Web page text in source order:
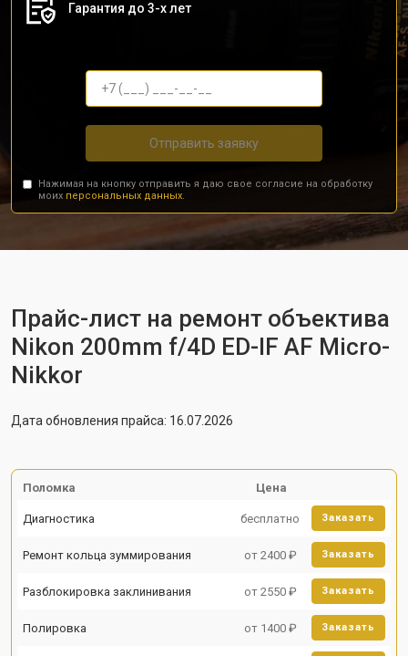
Гарантия до 3-х лет
Отправить заявку
Нажимая на кнопку отправить я даю свое согласие на обработку
моих персональных данных.
Прайс-лист на ремонт объектива
Nikon 200mm f/4D ED-IF AF Micro-
Nikkor
Дата обновления прайса: 16.07.2026
Поломка Цена
Диагностика бесплатно Заказать
Ремонт кольца зуммирования от 2400 ₽ Заказать
Разблокировка заклинивания от 2550 ₽ Заказать
Полировка от 1400 ₽ Заказать